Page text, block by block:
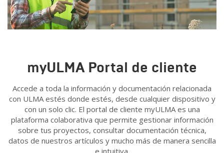
myULMA Portal de cliente
Accede a toda la información y documentación relacionada
con ULMA estés donde estés, desde cualquier dispositivo y
con un solo clic. El portal de cliente myULMA es una
plataforma colaborativa que permite gestionar información
sobre tus proyectos, consultar documentación técnica,
datos de nuestros artículos y mucho más de manera sencilla
e intuitiva.